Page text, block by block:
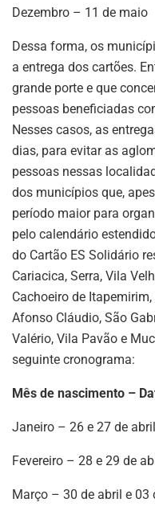
Dezembro – 11 de maio
Dessa forma, os
a entrega dos cartões.
grande porte e que
pessoas beneficiadas
Nesses casos, as
dias, para evitar as
pessoas nessas
dos municípios que,
período maior para
pelo calendário
do Cartão ES Solidário
Cariacica, Serra, Vila
Cachoeiro de
Afonso Cláudio, São
Valério, Vila Pavão e
seguinte cronograma:
Mês de nascimento –
Janeiro – 26 e 27 de abril
Fevereiro – 28 e 29 de
Março – 30 de abril e 03